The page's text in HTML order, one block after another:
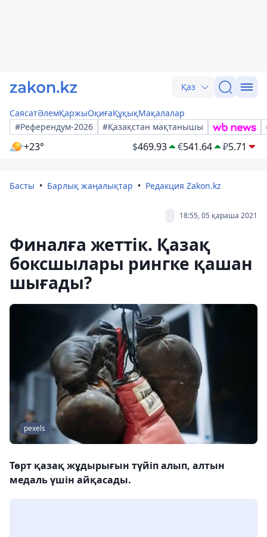
Қаз
СаясатӘлемҚаржыОқиғаҚұқықМақалалар
#Референдум-2026
#Қазақстан мақтанышы
+23° $469.93 €541.64 ₽5.71
Басты Барлық жаңалықтар Редакция Zakon.kz
18:55, 05 қараша 2021
Финалға жеттік. Қазақ
боксшылары рингке қашан
шығады?
pexels
Төрт қазақ жұдырығын түйіп алып, алтын
медаль үшін айқасады.